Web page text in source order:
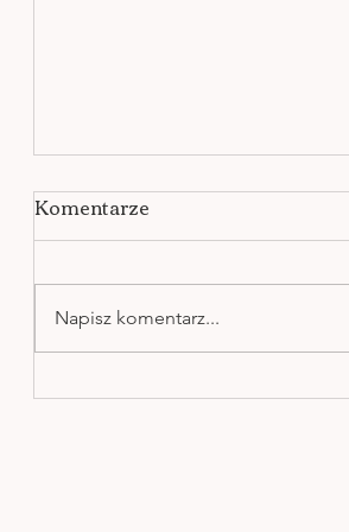
UCZUCIA TWORZĄ
Komentarze
Napisz komentarz...